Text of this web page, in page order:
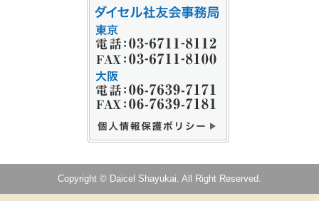
Copyright © Daicel Shayukai. All Right Reserved.